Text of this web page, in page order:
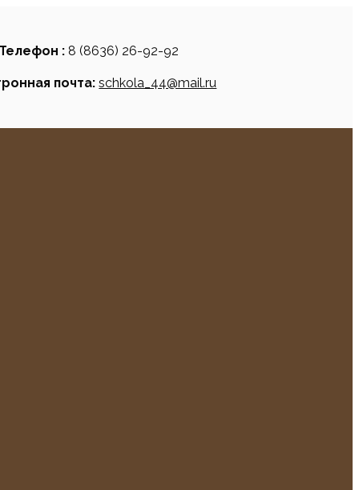
:8 (8636) 26-92-92
почта: schkola_44@mail.ru